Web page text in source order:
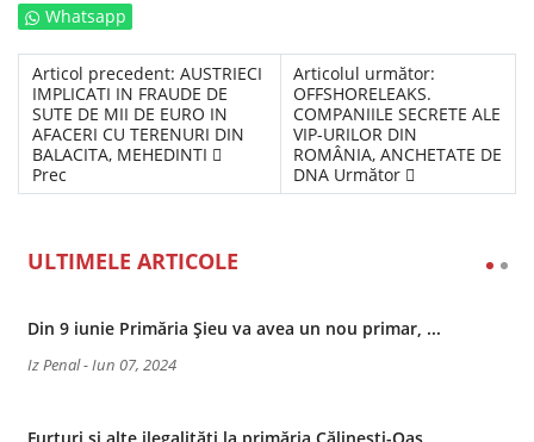
Whatsapp
Articol precedent: AUSTRIECI
IMPLICATI IN FRAUDE DE
SUTE DE MII DE EURO IN
AFACERI CU TERENURI DIN
BALACITA, MEHEDINTI
Prec
Articolul următor:
OFFSHORELEAKS.
COMPANIILE SECRETE ALE
VIP-URILOR DIN
ROMÂNIA, ANCHETATE DE
DNA Următor
ULTIMELE ARTICOLE
Din 9 iunie Primăria Șieu va avea un nou primar, ...
Iz Penal-Iun 07, 2024